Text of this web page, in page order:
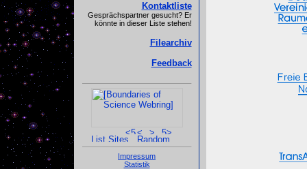
Kontaktliste
Gesprächspartner gesucht? Er
könnte in dieser Liste stehen!
Filearchiv
Feedback
Impressum
Statistik